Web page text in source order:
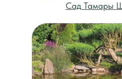
Сад Тамары